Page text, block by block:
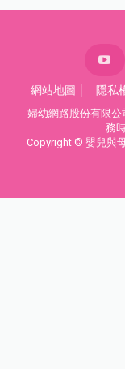
網站地圖 隱私
婦幼網路股份有限公
務
Copyright © 嬰兒與